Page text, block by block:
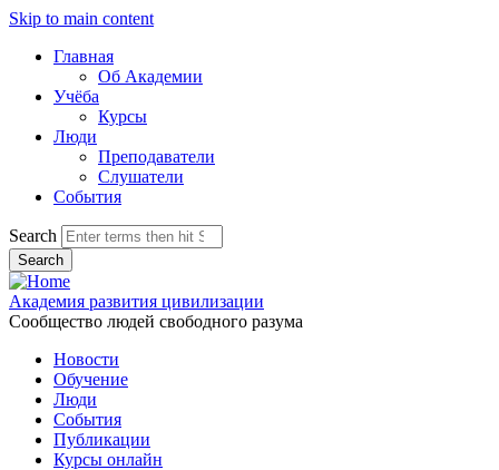
Skip to main content
Главная
Об Академии
Учёба
Курсы
Люди
Преподаватели
Слушатели
События
Search
Академия развития цивилизации
Сообщество людей свободного разума
Новости
Обучение
Люди
События
Публикации
Курсы онлайн